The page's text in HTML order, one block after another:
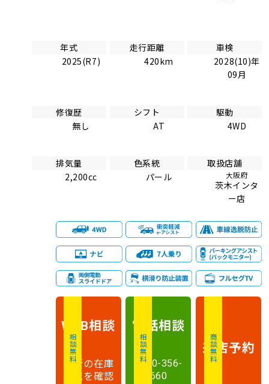
年式
2025(R7)
走行距離
420km
車検
2028(10)年
09月
修復歴
無し
シフト
AT
駆動
4WD
排気量
2,200cc
色系統
パール
取扱店舗
大阪府
茨木インタ
ー店
相談無料
WEB相談
最新の在庫
状況を確認
相談無料
電話相談
0120-356-
660
商談無料
来店予約